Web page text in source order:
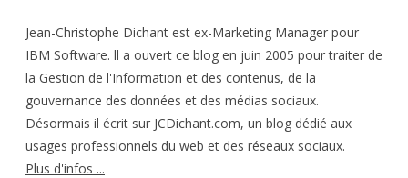
Jean-Christophe Dichant est ex-Marketing Manager pour
IBM Software. ll a ouvert ce blog en juin 2005 pour traiter de
la Gestion de l'Information et des contenus, de la
gouvernance des données et des médias sociaux.
Désormais il écrit sur JCDichant.com, un blog dédié aux
usages professionnels du web et des réseaux sociaux.
Plus d'infos ...